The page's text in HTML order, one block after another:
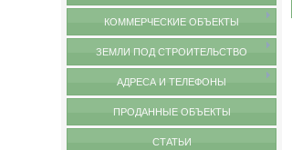
КОММЕРЧЕСКИЕ ОБЪЕКТЫ
ЗЕМЛИ ПОД СТРОИТЕЛЬСТВО
АДРЕСА И ТЕЛЕФОНЫ
ПРОДАННЫЕ ОБЪЕКТЫ
СТАТЬИ